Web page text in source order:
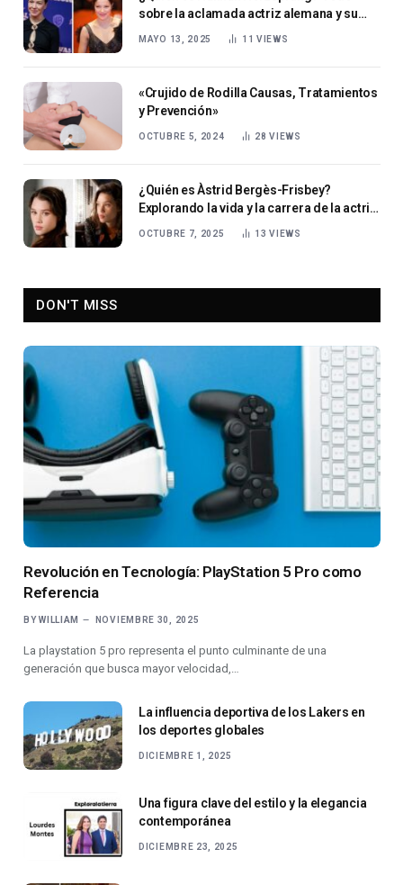
sobre la aclamada actriz alemana y su
ascenso a la fama
MAYO 13, 2025 11 VIEWS
«Crujido de Rodilla Causas, Tratamientos
y Prevención»
OCTUBRE 5, 2024 28VIEWS
¿Quién es Àstrid Bergès-Frisbey?
Explorando la vida y la carrera de la actriz
franco-española
OCTUBRE 7, 2025 13VIEWS
DON'T MISS
Revolución en Tecnología: PlayStation 5 Pro como
Referencia
BY WILLIAM NOVIEMBRE 30, 2025
La playstation 5 pro representa el punto culminante de una
generación que busca mayor velocidad,…
La influencia deportiva de los Lakers en
los deportes globales
DICIEMBRE 1, 2025
Una figura clave del estilo y la elegancia
contemporánea
DICIEMBRE 23, 2025